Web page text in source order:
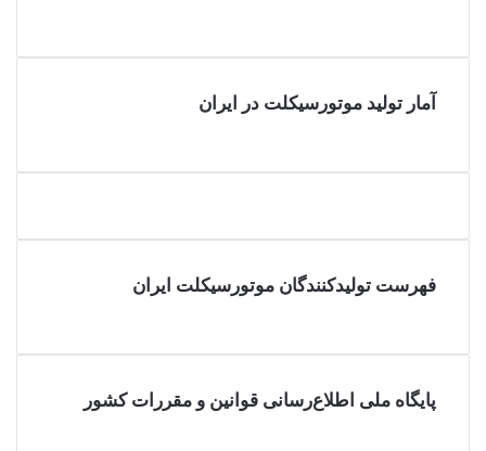
آمار تولید موتورسیکلت در ایران
فهرست تولیدکنندگان موتورسیکلت ایران
پایگاه ملی اطلاع‌رسانی قوانین و مقررات کشور